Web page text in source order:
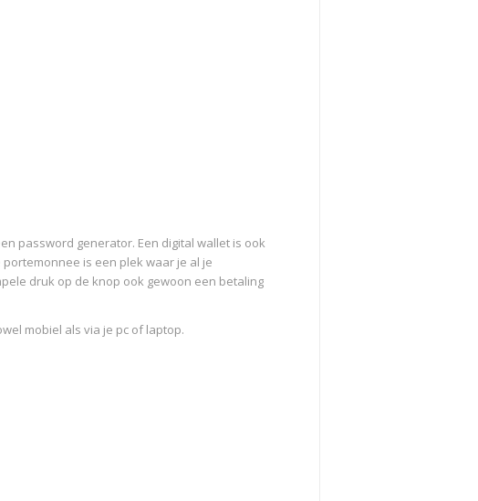
password generator. Een digital wallet is ook
is een plek waar je al je
druk op de knop ook gewoon een betaling
mobiel als via je pc of laptop.